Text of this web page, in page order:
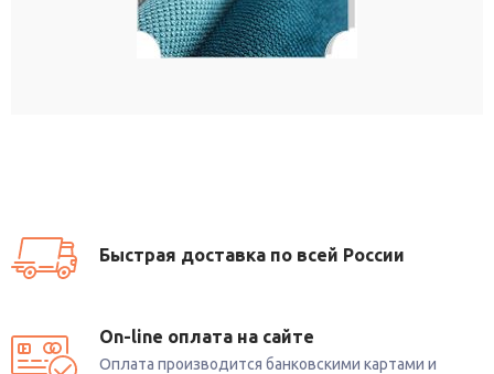
Быстрая доставка по всей России
On-line оплата на сайте
Оплата производится банковскими картами и